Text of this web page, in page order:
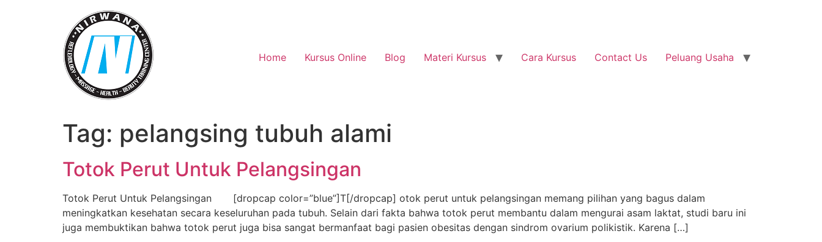
Home
Kursus Online Blog Materi Kursus Cara Kursus Contact Us Peluang Usaha
Tag: pelangsing tubuh alami
Totok Perut Untuk Pelangsingan
Totok Perut Untuk Pelangsingan [dropcap color=”blue”]T[/dropcap] otok perut untuk pelangsingan memang pilihan yang bagus dalam
meningkatkan kesehatan secara keseluruhan pada tubuh. Selain dari fakta bahwa totok perut membantu dalam mengurai asam laktat, studi baru ini
juga membuktikan bahwa totok perut juga bisa sangat bermanfaat bagi pasien obesitas dengan sindrom ovarium polikistik. Karena […]